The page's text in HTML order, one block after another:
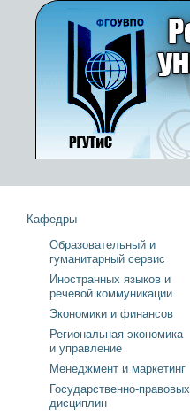
Кафедры
Образовательный и
гуманитарный сервис
Иностранных языков и
речевой коммуникации
Экономики и финансов
Региональная экономика
и управление
Менеджмент и маркетинг
Государственно-правовых
дисциплин